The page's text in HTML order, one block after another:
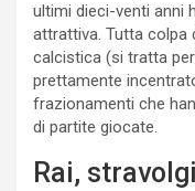
ultimi dieci-venti anni
attrattiva. Tutta colpa
calcistica (si tratta
prettamente
frazionamenti che
di partite giocate.
Rai,